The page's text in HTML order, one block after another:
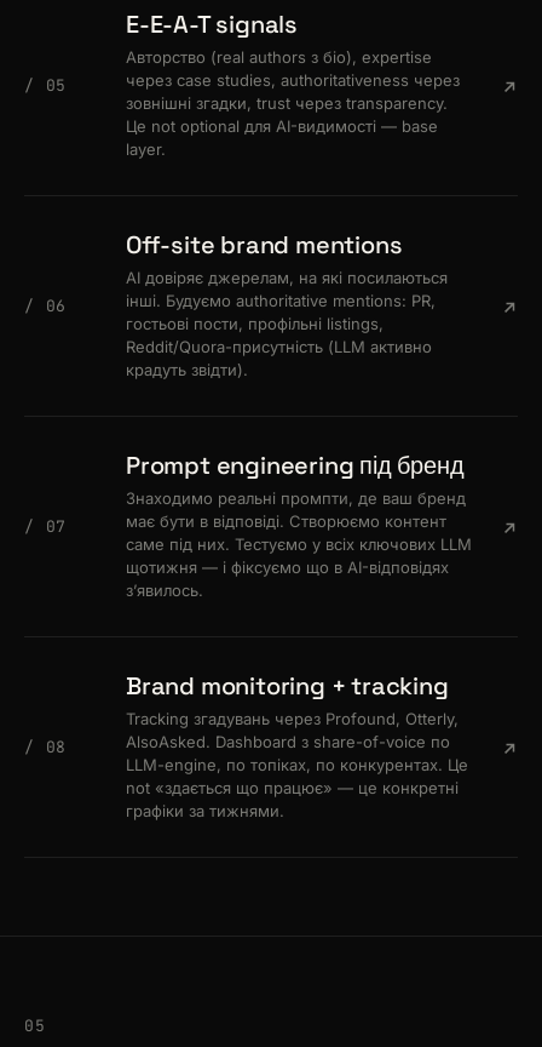
/ 05
E-E-A-T signals
Авторство (real authors з біо), expertise
через case studies, authoritativeness через
зовнішні згадки, trust через transparency.
Це not optional для AI-видимості — base
layer.
/ 06
Off-site brand mentions
AI довіряє джерелам, на які посилаються
інші. Будуємо authoritative mentions: PR,
гостьові пости, профільні listings,
Reddit/Quora-присутність (LLM активно
крадуть звідти).
/ 07
Prompt engineering під бренд
Знаходимо реальні промпти, де ваш бренд
має бути в відповіді. Створюємо контент
саме під них. Тестуємо у всіх ключових LLM
щотижня — і фіксуємо що в AI-відповідях
зʼявилось.
/ 08
Brand monitoring + tracking
Tracking згадувань через Profound, Otterly,
AlsoAsked. Dashboard з share-of-voice по
LLM-engine, по топіках, по конкурентах. Це
not «здається що працює» — це конкретні
графіки за тижнями.
05